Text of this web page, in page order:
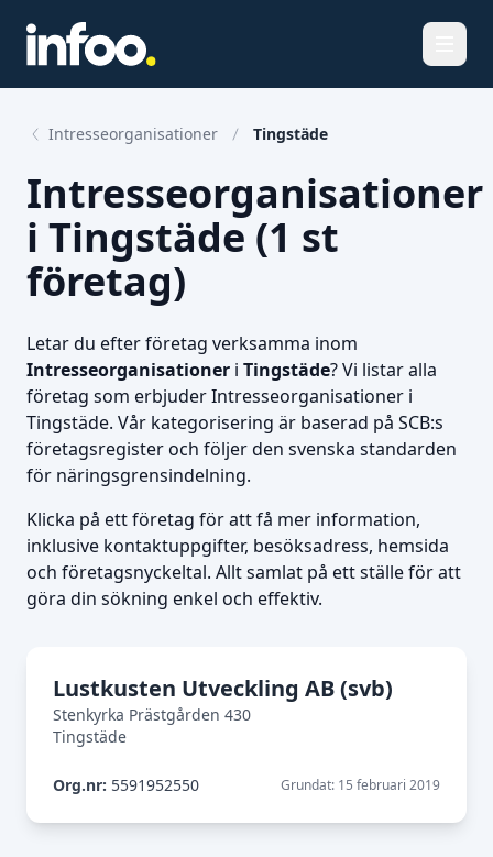
Intresseorganisationer Tingstäde
Intresseorganisationer
i Tingstäde (1 st
företag)
Letar du efter företag verksamma inom
Intresseorganisationer i Tingstäde? Vi listar alla
företag som erbjuder Intresseorganisationer i
Tingstäde. Vår kategorisering är baserad på SCB:s
företagsregister och följer den svenska standarden
för näringsgrensindelning.
Klicka på ett företag för att få mer information,
inklusive kontaktuppgifter, besöksadress, hemsida
och företagsnyckeltal. Allt samlat på ett ställe för att
göra din sökning enkel och effektiv.
Lustkusten Utveckling AB (svb)
Stenkyrka Prästgården 430
Tingstäde
Org.nr: 5591952550 Grundat: 15 februari 2019